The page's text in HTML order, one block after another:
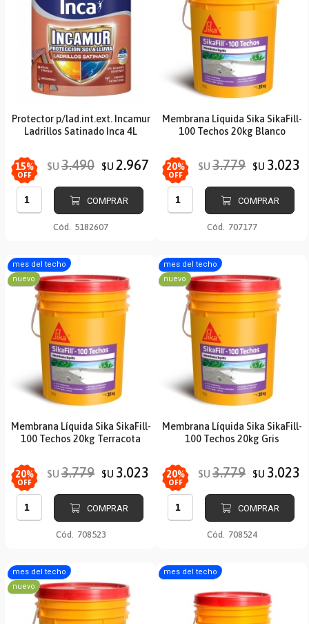
Protector p/lad.int.ext. Incamur
Ladrillos Satinado Inca 4L
15%
OFF
$U 3.490 $U 2.967
COMPRAR
Cód. 5182607
Membrana Líquida Sika SikaFill-
100 Techos 20kg Blanco
20%
OFF
$U 3.779 $U 3.023
COMPRAR
Cód. 707177
mes del techo
nuevo
Membrana Líquida Sika SikaFill-
100 Techos 20kg Terracota
20%
OFF
$U 3.779 $U 3.023
COMPRAR
Cód. 708523
mes del techo
nuevo
Membrana Líquida Sika SikaFill-
100 Techos 20kg Gris
20%
OFF
$U 3.779 $U 3.023
COMPRAR
Cód. 708524
mes del techo
nuevo
mes del techo